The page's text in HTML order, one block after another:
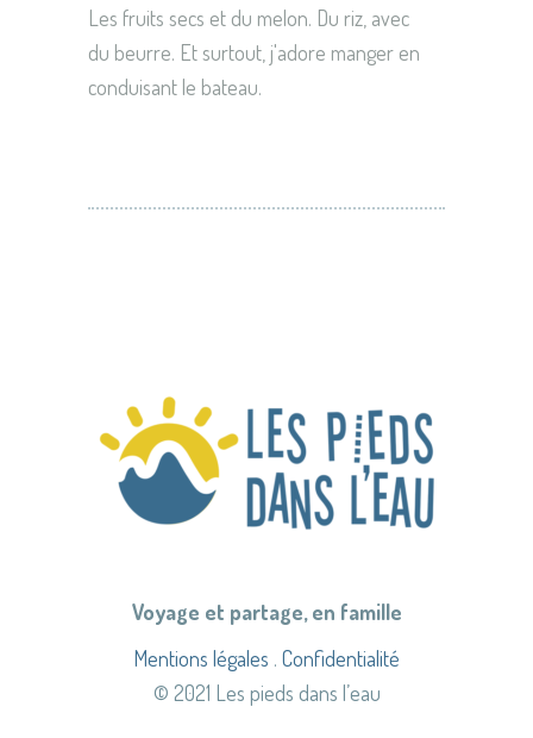
Les fruits secs et du melon. Du riz, avec
du beurre. Et surtout, j'adore manger en
conduisant le bateau.
Voyage et partage, en famille
Mentions légales . Confidentialité
© 2021 Les pieds dans l’eau